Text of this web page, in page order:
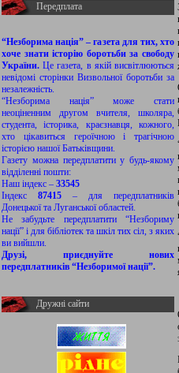
Передплата
“Незборима нація” – газета для тих, хто
хоче знати історію боротьби за свободу
України.Це газета, в якій висвітлюються
невідомі сторінки Визвольної боротьби за
незалежність.
“Незборима нація” може стати
неоціненним другом вчителя, школяра,
студента, історика, краєзнавця, кожного,
хто цікавиться героїчною і трагічною
історією нашої Батьківщини.
Газету можна передплатити у будь-якому
відділенні пошти:
Наш індекс – 33545
Індекс 87415 – для передплатників
Донецької та Луганської областей.
Не забудьте передплатити “Незбориму
нації” і для бібліотек та шкіл тих сіл, з яких
ви вийшли.
Друзі, приєднуйте нових
передплатників “Незборимої нації”.
Дружні сайти